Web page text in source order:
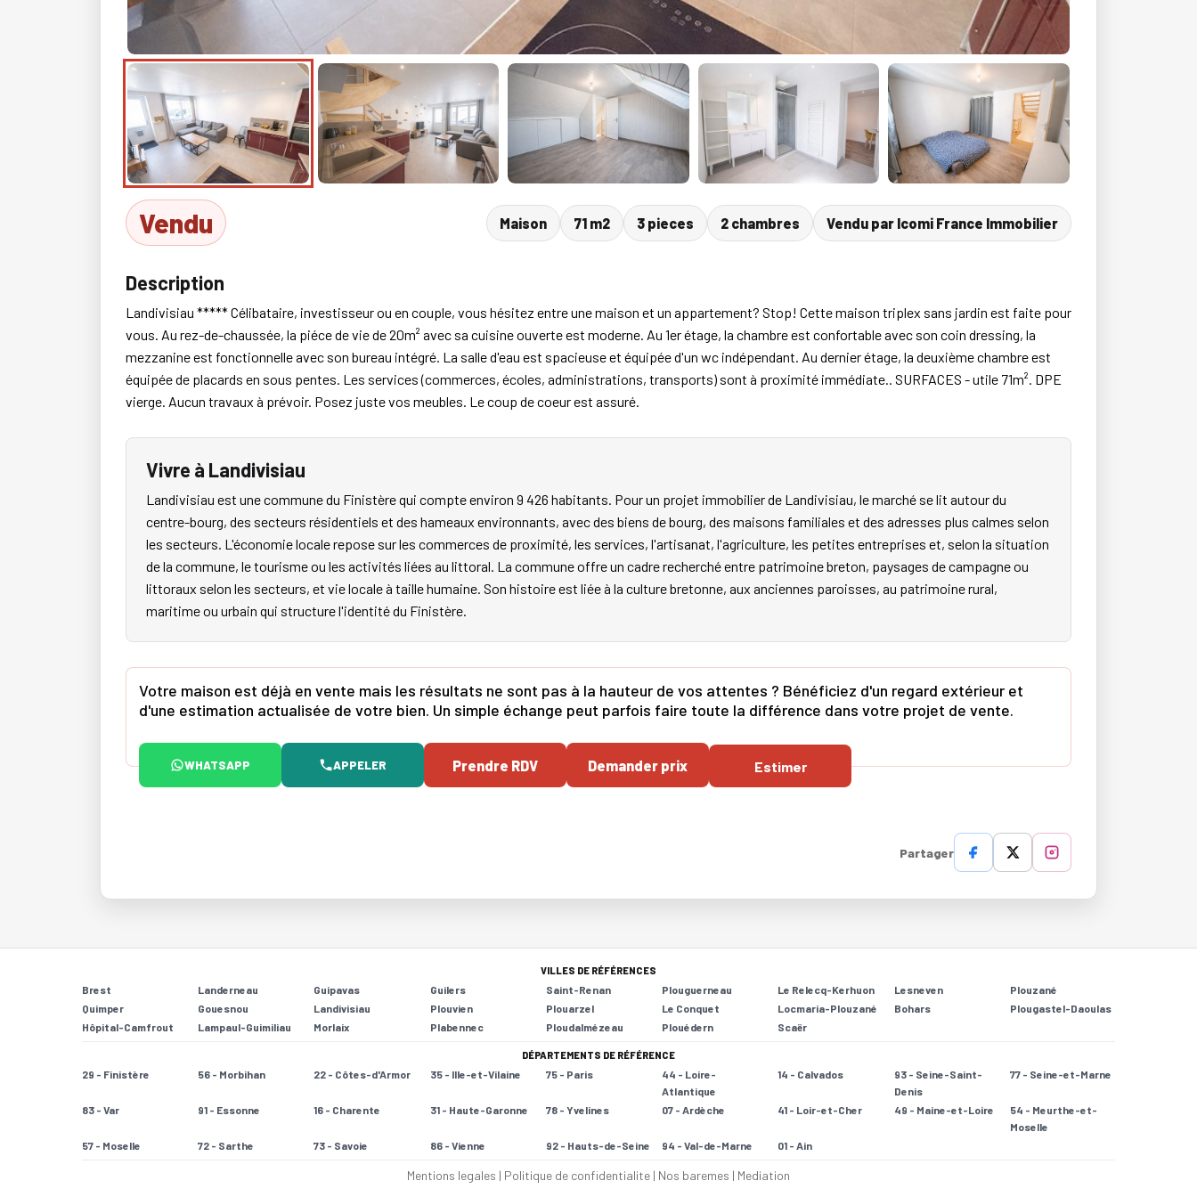
Vendu Maison 71 m2 3 pieces 2 chambres Vendu par Icomi France Immobilier
Description
Landivisiau ***** Célibataire, investisseur ou en couple, vous hésitez entre une maison et un appartement? Stop! Cette maison triplex sans jardin est faite pour
vous. Au rez-de-chaussée, la piéce de vie de 20m² avec sa cuisine ouverte est moderne. Au 1er étage, la chambre est confortable avec son coin dressing, la
mezzanine est fonctionnelle avec son bureau intégré. La salle d'eau est spacieuse et équipée d'un wc indépendant. Au dernier étage, la deuxième chambre est
équipée de placards en sous pentes. Les services (commerces, écoles, administrations, transports) sont à proximité immédiate.. SURFACES - utile 71m². DPE
vierge. Aucun travaux à prévoir. Posez juste vos meubles. Le coup de coeur est assuré.
Vivre à Landivisiau
Landivisiau est une commune du Finistère qui compte environ 9 426 habitants. Pour un projet immobilier de Landivisiau, le marché se lit autour du
centre-bourg, des secteurs résidentiels et des hameaux environnants, avec des biens de bourg, des maisons familiales et des adresses plus calmes selon
les secteurs. L'économie locale repose sur les commerces de proximité, les services, l'artisanat, l'agriculture, les petites entreprises et, selon la situation
de la commune, le tourisme ou les activités liées au littoral. La commune offre un cadre recherché entre patrimoine breton, paysages de campagne ou
littoraux selon les secteurs, et vie locale à taille humaine. Son histoire est liée à la culture bretonne, aux anciennes paroisses, au patrimoine rural,
maritime ou urbain qui structure l'identité du Finistère.
Votre maison est déjà en vente mais les résultats ne sont pas à la hauteur de vos attentes ? Bénéficiez d'un regard extérieur et
d'une estimation actualisée de votre bien. Un simple échange peut parfois faire toute la différence dans votre projet de vente.
WHATSAPP APPELER Prendre RDV Demander prix Estimer
Partager
VILLES DE RÉFÉRENCES
Brest Landerneau Guipavas Guilers Saint-Renan Plouguerneau Le Relecq-Kerhuon Lesneven
Plouzané
Quimper
Gouesnou Landivisiau Plouvien Plouarzel Le Conquet Locmaria-Plouzané Bohars
Plougastel-Daoulas
Hôpital-Camfrout
Lampaul-Guimiliau Morlaix Plabennec Ploudalmézeau Plouédern Scaër
DÉPARTEMENTS DE RÉFÉRENCE
29 - Finistère 56 - Morbihan 22 - Côtes-d'Armor 35 - Ille-et-Vilaine 75 - Paris
44 - Loire-
Atlantique
14 - Calvados
93 - Seine-Saint-
Denis
77 - Seine-et-Marne
83 - Var 91 - Essonne 16 - Charente 31 - Haute-Garonne 78 - Yvelines 07 - Ardèche 41 - Loir-et-Cher 49 - Maine-et-Loire
54 - Meurthe-et-
Moselle
57 - Moselle
72 - Sarthe 73 - Savoie 86 - Vienne 92 - Hauts-de-Seine 94 - Val-de-Marne 01 - Ain
Mentions legales | Politique de confidentialite | Nos baremes | Mediation